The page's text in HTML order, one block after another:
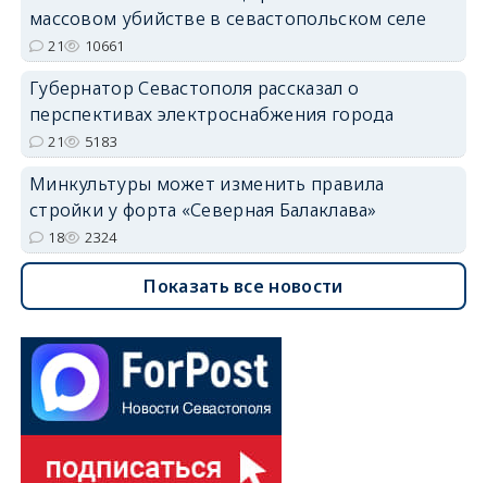
массовом убийстве в севастопольском селе
21 10661
Губернатор Севастополя рассказал о
перспективах электроснабжения города
21 5183
Минкультуры может изменить правила
стройки у форта «Северная Балаклава»
18 2324
Показать все новости